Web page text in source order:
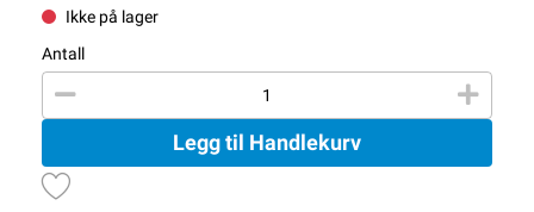
Ikke på lager
Antall
Legg til Handlekurv